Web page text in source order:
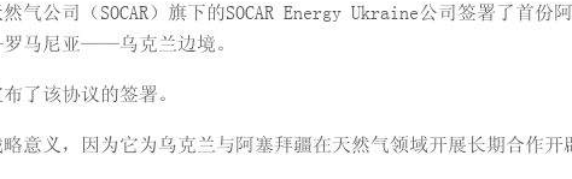
公司（SOCAR）旗下的SOCAR Energy Ukraine公司签署了首
马尼亚——乌克兰边境。
了该协议的签署。
意义，因为它为乌克兰与阿塞拜疆在天然气领域开展长期合作开